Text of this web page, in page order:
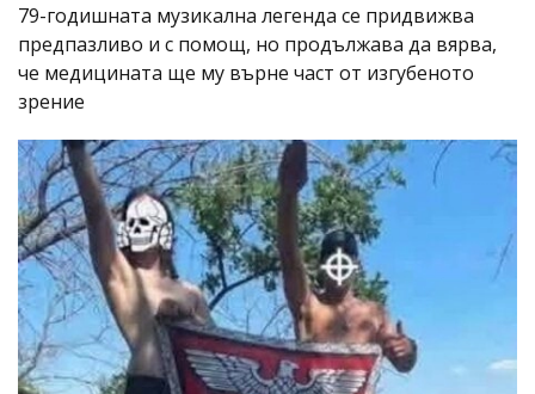
79-годишната музикална легенда се придвижва
предпазливо и с помощ, но продължава да вярва,
че медицината ще му върне част от изгубеното
зрение